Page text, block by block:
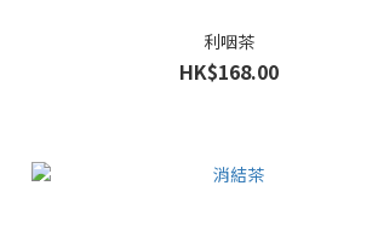
利咽茶
HK$168.00